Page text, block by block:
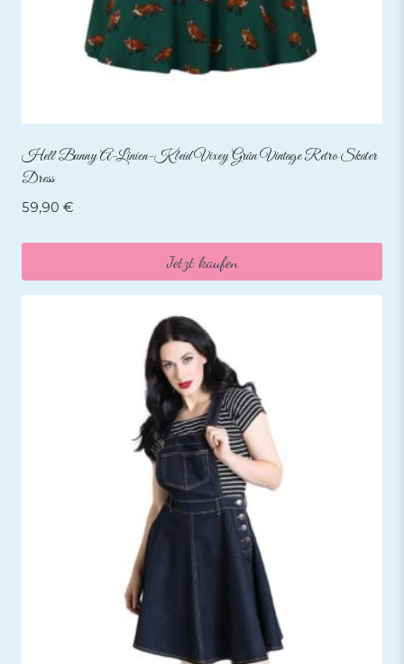
Hell Bunny A-Linien-Kleid Vixey Grün Vintage Retro Skater
Dress
59,90 €
Jetzt kaufen